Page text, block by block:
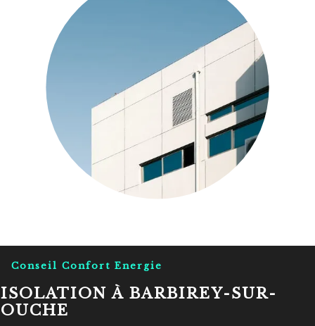
Conseil Confort Energie
ISOLATION À BARBIREY-SUR-
OUCHE